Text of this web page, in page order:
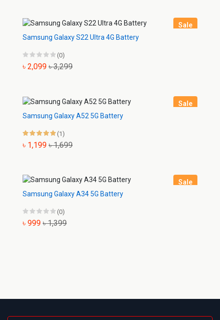
Sale
Samsung Galaxy S22 Ultra 4G Battery
(0)
৳ 2,099 ৳ 3,299
Sale
Samsung Galaxy A52 5G Battery
(1)
৳ 1,199 ৳ 1,699
Sale
Samsung Galaxy A34 5G Battery
(0)
৳ 999 ৳ 1,399